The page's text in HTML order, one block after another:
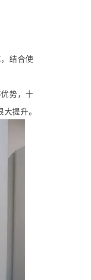
结合使
势，十
提升。